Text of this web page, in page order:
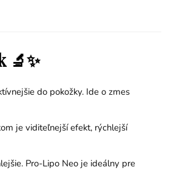
🔬✨
do pokožky. Ide o zmes
je viditeľnejší efekt, rýchlejší
Pro-Lipo Neo je ideálny pre